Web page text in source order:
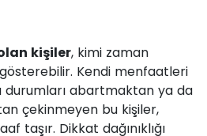
kişiler, kimi zaman
Kendi menfaatleri
durumları abartmaktan ya da
çekinmeyen bu kişiler,
taşır. Dikkat dağınıklığı